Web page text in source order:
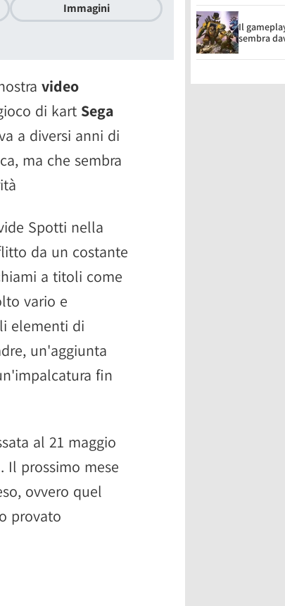
Immagini
video
di kart Sega
a diversi anni di
ma che sembra
Spotti nella
da un costante
a titoli come
vario e
elementi di
un'aggiunta
fin
al 21 maggio
Il prossimo mese
ovvero quel
provato
Il
sembra